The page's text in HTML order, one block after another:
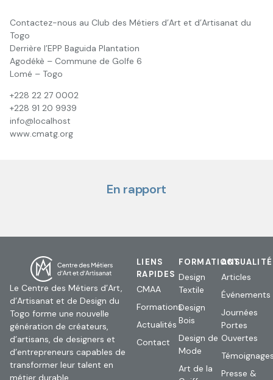
Contactez-nous au Club des Métiers d’Art et d’Artisanat du
Togo
Derrière l’EPP Baguida Plantation
Agodékè – Commune de Golfe 6
Lomé – Togo
+228 22 27 0002
+228 91 20 9939
info@localhost
www.cmatg.org
En rapport
Le Centre des Métiers d’Art,
d’Artisanat et de Design du
Togo forme une nouvelle
génération de créateurs,
d’artisans, de designers et
d’entrepreneurs capables de
transformer leur talent en
métier durable.
LIENS
RAPIDES
CMAA
Formations
Actualités
Contact
FORMATIONS
Design
Textile
Design
Bois
Design de
Mode
Art de la
Articles
Événements
Journées
Portes
Ouvertes
Presse &